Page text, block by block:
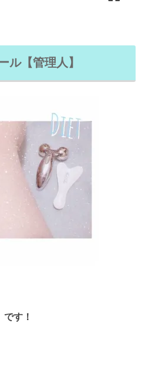
ル【管理人】
す！